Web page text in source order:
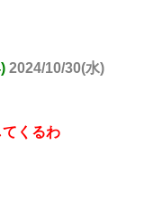
2024/10/30(水)
くるわ